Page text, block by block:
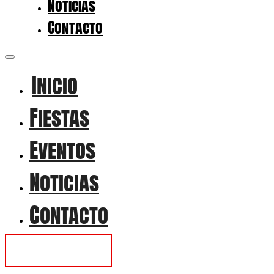
Noticias
Contacto
Inicio
Fiestas
Eventos
Noticias
Contacto